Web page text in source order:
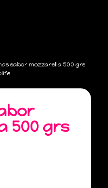
sabor mozzarella 500 grs
500 grs